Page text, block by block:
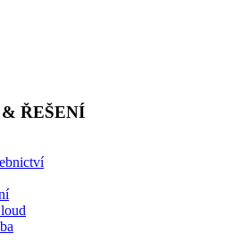
ŘEŠENÍ